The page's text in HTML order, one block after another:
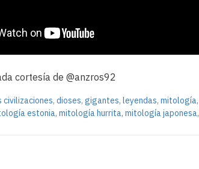
cortesía de @anzros92
civilizaciones, dioses, gigantes, leyendas, mitología,
estonia, mitología hurrita, mitología japonesa,